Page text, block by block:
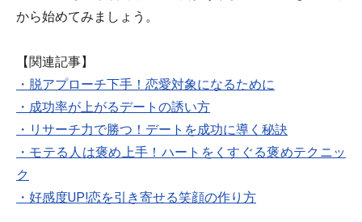
から始めてみましょう。
【関連記事】
・脱アプローチ下手！恋愛対象になるために
・成功率が上がるデートの誘い方
・リサーチ力で勝つ！デートを成功に導く秘訣
・モテる人は褒め上手！ハートをくすぐる褒めテクニッ
ク
・好感度UP!恋を引き寄せる笑顔の作り方